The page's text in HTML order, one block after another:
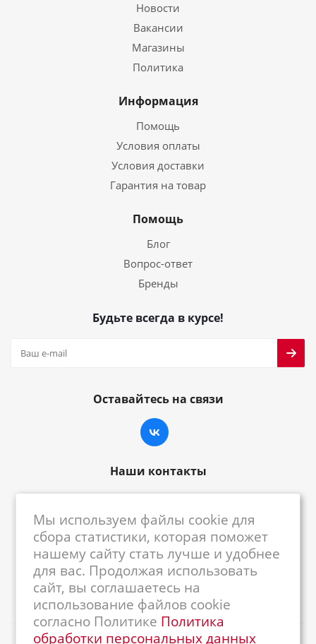
Новости
Вакансии
Магазины
Политика
Информация
Помощь
Условия оплаты
Условия доставки
Гарантия на товар
Помощь
Блог
Вопрос-ответ
Бренды
Будьте всегда в курсе!
Оставайтесь на связи
Наши контакты
centrkkm@centrkkm.ru
185005, г. Петрозаводск, ул. Промышленная,
1/26
Мы используем файлы cookie для
сбора статистики, которая поможет
нашему сайту стать лучше и удобнее
для вас. Продолжая использовать
сайт, вы соглашаетесь на
использование файлов cookie
согласно Политике Политика
обработки персональных данных